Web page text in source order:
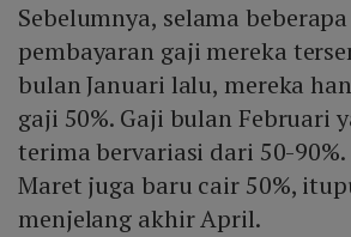
Sebelumnya, selama
pembayaran gaji mereka
bulan Januari lalu, mereka
gaji 50%. Gaji bulan Februari
terima bervariasi dari 50-
Maret juga baru cair 50%,
menjelang akhir April.